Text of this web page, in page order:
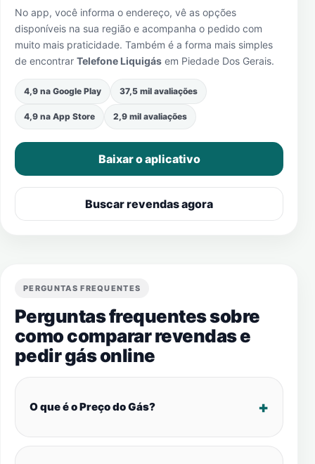
No app, você informa o endereço, vê as opções
disponíveis na sua região e acompanha o pedido com
muito mais praticidade. Também é a forma mais simples
de encontrar Telefone Liquigás em Piedade Dos Gerais.
4,9 na Google Play 37,5 mil avaliações
4,9 na App Store 2,9 mil avaliações
Baixar o aplicativo
Buscar revendas agora
PERGUNTAS FREQUENTES
Perguntas frequentes sobre
como comparar revendas e
pedir gás online
O que é o Preço do Gás?